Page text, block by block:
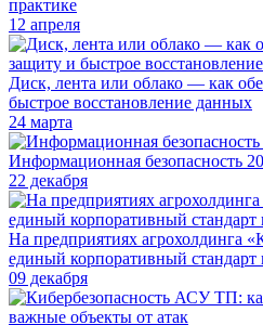
практике
12 апреля
Диск, лента или облако — как
быстрое восстановление данных
24 марта
Информационная безопасность
22 декабря
На предприятиях
единый корпоративный стандарт
09 декабря